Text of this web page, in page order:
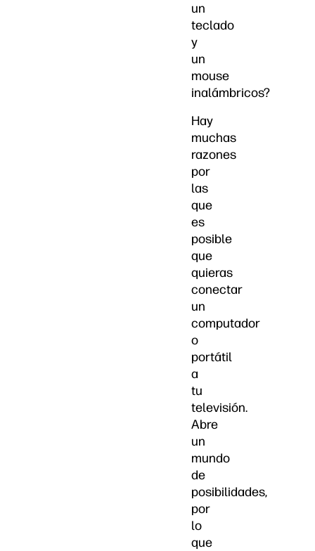
un
teclado
y
un
mouse
inalámbricos?
Hay
muchas
razones
por
las
que
es
posible
que
quieras
conectar
un
computador
o
portátil
a
tu
televisión.
Abre
un
mundo
de
posibilidades,
por
lo
que